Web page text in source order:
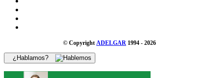
© Copyright ADELGAR 1994 - 2026
¿Hablamos?